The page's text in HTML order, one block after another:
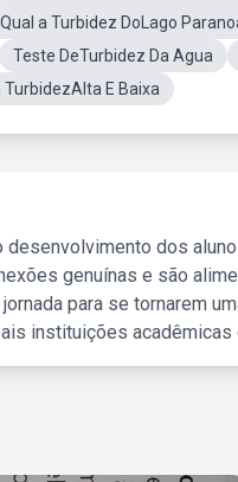
Qual a Turbidez DoLago
Teste DeTurbidez Da Agua
TurbidezAlta E Baixa
desenvolvimento dos
genuínas e são
para se tornarem
instituições acadêmicas